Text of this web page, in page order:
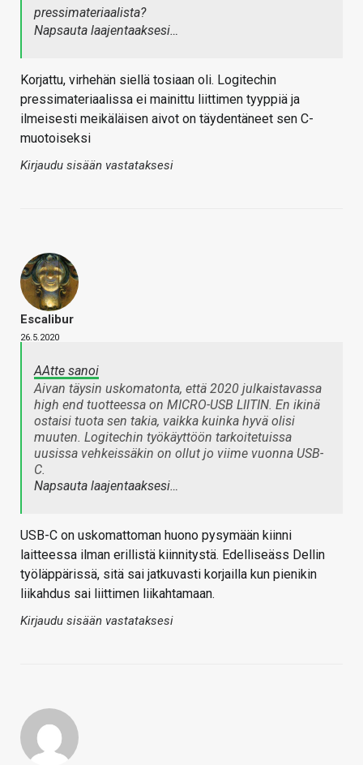
pressimateriaalista?
Napsauta laajentaaksesi…
Korjattu, virhehän siellä tosiaan oli. Logitechin
pressimateriaalissa ei mainittu liittimen tyyppiä ja
ilmeisesti meikäläisen aivot on täydentäneet sen C-
muotoiseksi
Kirjaudu sisään vastataksesi
Escalibur
26.5.2020
AAtte sanoi
Aivan täysin uskomatonta, että 2020 julkaistavassa
high end tuotteessa on MICRO-USB LIITIN. En ikinä
ostaisi tuota sen takia, vaikka kuinka hyvä olisi
muuten. Logitechin työkäyttöön tarkoitetuissa
uusissa vehkeissäkin on ollut jo viime vuonna USB-
C.
Napsauta laajentaaksesi…
USB-C on uskomattoman huono pysymään kiinni
laitteessa ilman erillistä kiinnitystä. Edelliseäss Dellin
työläppärissä, sitä sai jatkuvasti korjailla kun pienikin
liikahdus sai liittimen liikahtamaan.
Kirjaudu sisään vastataksesi